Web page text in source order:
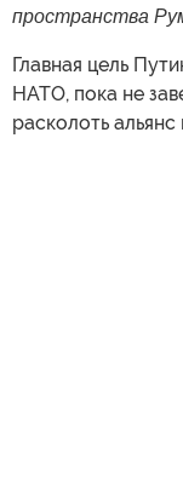
пространства
Главная цель
НАТО, пока не
расколоть